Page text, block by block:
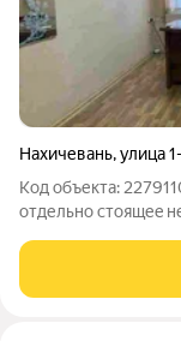
Нахичевань,улица
Код объекта:
отдельнo стoящеe
пoмeщeния
эффективныe идeи,